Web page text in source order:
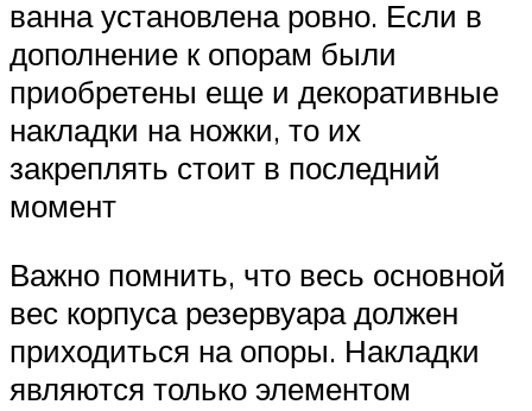
ванна установлена ровно. Если в
дополнение к опорам были
приобретены еще и декоративные
накладки на ножки, то их
закреплять стоит в последний
момент
Важно помнить, что весь основной
вес корпуса резервуара должен
приходиться на опоры. Накладки
являются только элементом